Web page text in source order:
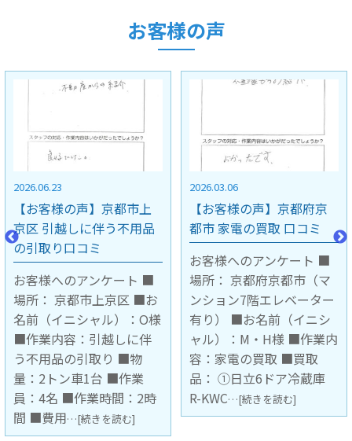
お客様の声
2026.03.06
【お客様の声】京都府京
都市 家電の買取 口コミ
お客様へのアンケート ■
場所： 京都府京都市（マ
ンション7階エレベーター
有り） ■お名前（イニシ
ャル）：M・H様 ■作業内
容：家電の買取 ■買取
品： ①日立6ドア冷蔵庫
R-KWC…[続きを読む]
2025.11.28
【お客様の声】大阪府豊
中市 不用品の引取り口コ
ミ
お客様へのアンケート ■
場所： 大阪府豊中市（マ
ンション3階 階段下ろし作
業） ■お名前（イニシャ
ル）： ■作業内容：不用
品の引取 ■引取品：キッ
チンボード1台 ■作業員：
2名 ■…[続きを読む]